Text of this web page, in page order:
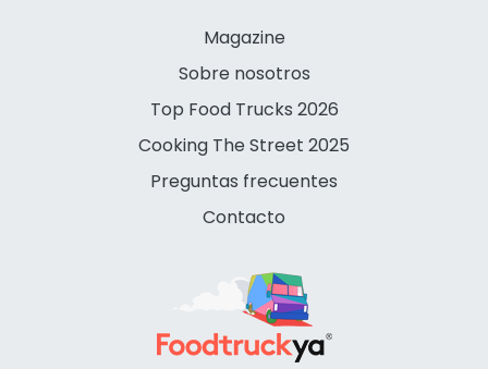
Magazine
Sobre nosotros
Top Food Trucks 2026
Cooking The Street 2025
Preguntas frecuentes
Contacto